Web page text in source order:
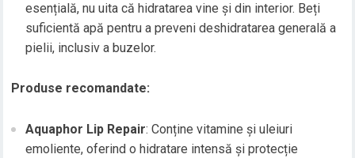
esențială, nu uita că hidratarea vine și din interior. Beți
suficientă apă pentru a preveni deshidratarea generală a
pielii, inclusiv a buzelor.
Produse recomandate:
Aquaphor Lip Repair: Conține vitamine și uleiuri
emoliente, oferind o hidratare intensă și protecție